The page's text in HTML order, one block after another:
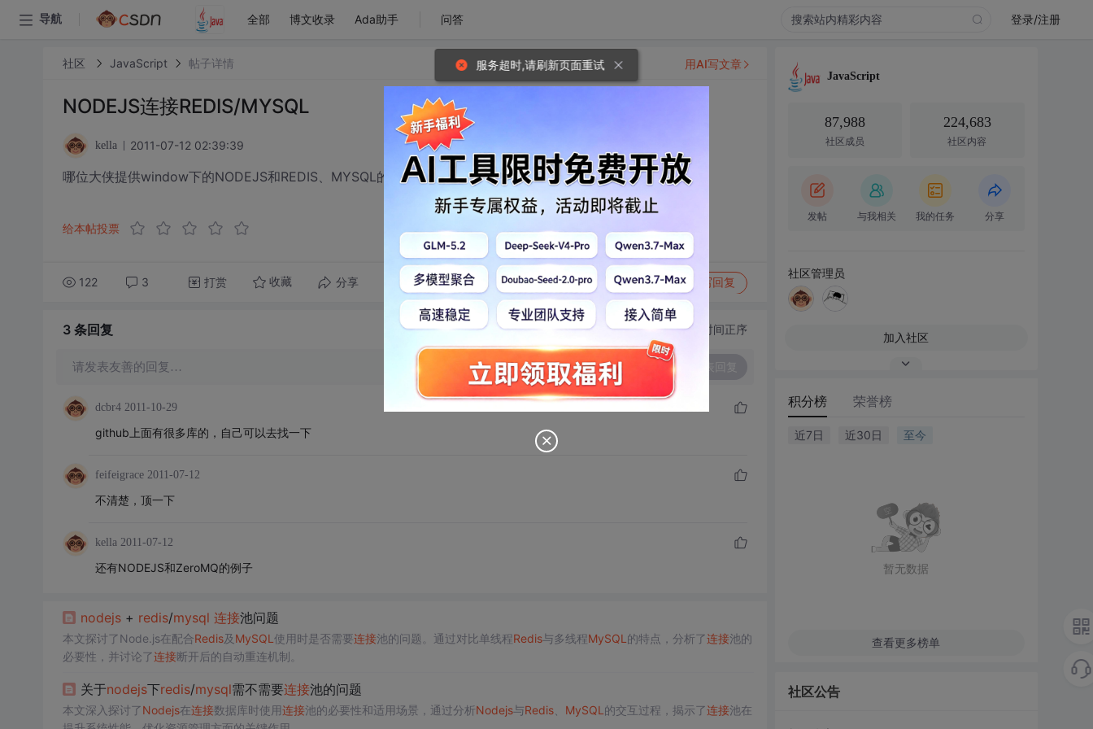
导航 全部 博文收录 Ada助手 问答 登录/注册
社区 JavaScript 帖子详情
NODEJS连接REDIS/MYSQL
kella 2011-07-12 02:39:39
哪位大侠提供window下的NODEJS和REDIS、MYSQL的搭建流程
给本帖投票
122 3 打赏 收藏 分享 转发到动态 举报 写回复
用AI写文章
3 条回复 切换为时间正序
请发表友善的回复…
dcbr4 2011-10-29
github上面有很多库的，自己可以去找一下
feifeigrace 2011-07-12
不清楚，顶一下
kella 2011-07-12
还有NODEJS和ZeroMQ的例子
nodejs+ redis/mysql 连接池问题
本文探讨了Node.js在配合Redis及 MySQL 使用时是否需要连接池的问题。通过对比单线程Redis与多线程MySQL 的特点，分析了连接池的
必要性，并讨论了连接断开后的自动重连机制。
关于nodejs下redis/mysql需不需要连接池的问题
本文深入探讨了Nodejs在连接数据库时使用连接池的必要性和适用场景，通过分析Nodejs与Redis、 MySQL 的交互过程，揭示了连接池在
JavaScript
87,988
社区成员
224,683
社区内容
发帖 与我相关 我的任务 分享
社区管理员
加入社区
积分榜 荣誉榜
近7日 近30日 至今
暂无数据
查看更多榜单
社区公告
服务超时,请刷新页面重试